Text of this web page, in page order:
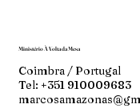
Ministério À Volta da Mesa
Coimbra / Portugal
Tel: +351 910009683